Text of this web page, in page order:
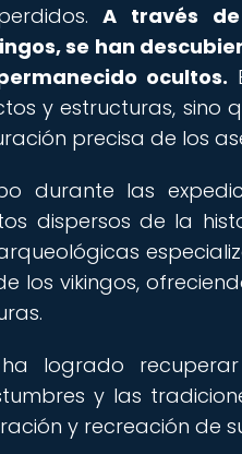
A través
se han
ocultos.
y estructuras, sino
precisa de los
durante las
dispersos de la
los vikingos,
logrado
y las
y recreación de